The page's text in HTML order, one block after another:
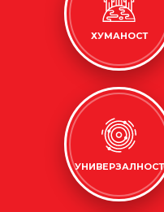
ХУМАНОСТ
УНИВЕРЗАЛНОСТ